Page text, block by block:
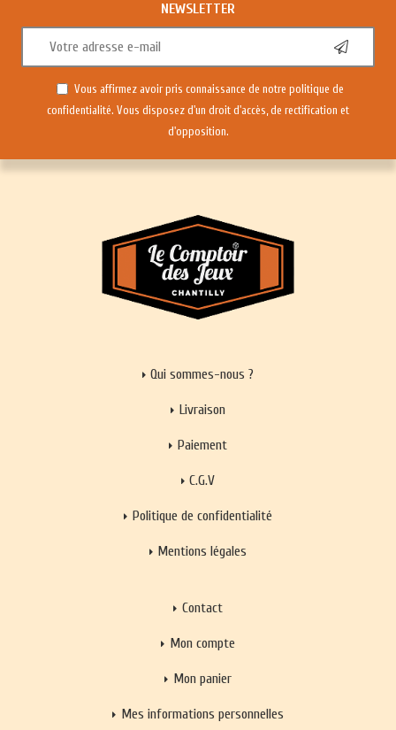
NEWSLETTER
Vous affirmez avoir pris connaissance de notre politique de
confidentialité. Vous disposez d'un droit d'accès, de rectification et
d'opposition.
Qui sommes-nous ?
Livraison
Paiement
C.G.V
Politique de confidentialité
Mentions légales
Contact
Mon compte
Mon panier
Mes informations personnelles